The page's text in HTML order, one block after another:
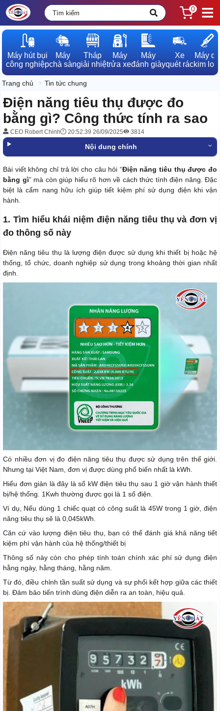
0
Máy hút bụi
công nghiệp
Máy
chà sàn
Tháp
giải nhiệt
Máy
rửa xe
Máy
đánh giày
Xe
quét rác
Máy dò
kim loại
Trang chủ Tin tức chung
Điện năng tiêu thụ được đo
bằng gì? Công thức tính ra sao
CEO Robert Chinh 20:52:39 26/09/2025 3814
Nội dung chính
Bài viết không chỉ trả lời cho câu hỏi “Điện năng tiêu thụ được đo
bằng gì” mà còn giúp hiểu rõ hơn về cách thức tính điện năng. Đặc
biệt là cẩm nang hữu ích giúp tiết kiệm phí sử dụng điện khi vận
hành.
1. Tìm hiểu khái niệm điện năng tiêu thụ và đơn vị
đo thông số này
Điện năng tiêu thụ là lượng điện được sử dụng khi thiết bị hoặc hệ
thống, tổ chức, doanh nghiệp sử dụng trong khoảng thời gian nhất
định.
Có nhiều đơn vị đo điện năng tiêu thụ được sử dụng trên thế giới.
Nhưng tại Việt Nam, đơn vị được dùng phổ biến nhất là kWh.
Hiểu đơn giản là đây là số kW điện tiêu thụ sau 1 giờ vận hành thiết
bị/hệ thống. 1Kwh thường được gọi là 1 số điện.
Ví dụ, Nếu dùng 1 chiếc quạt có công suất là 45W trong 1 giờ, điện
năng tiêu thụ sẽ là 0,045kWh.
Căn cứ vào lượng điện tiêu thụ, bạn có thể đánh giá khả năng tiết
kiệm phí vận hành của hệ thống/thiết bị
Thông số này còn cho phép tính toán chính xác phí sử dụng điện
hằng ngày, hằng tháng, hằng năm.
Từ đó, điều chỉnh tần suất sử dụng và sự phối kết hợp giữa các thiết
bị. Đảm bảo tiến trình dùng điện diễn ra an toàn, hiệu quả.